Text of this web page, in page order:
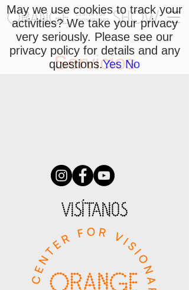
Servicios
VISÍTANOS
May we use cookies to track your
activities? We take your privacy
very seriously. Please see our
privacy policy for details and any
questions.Yes No